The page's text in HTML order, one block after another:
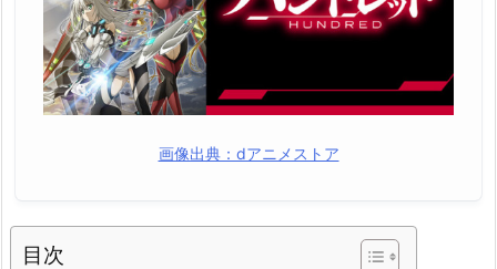
画像出典：dアニメストア
目次